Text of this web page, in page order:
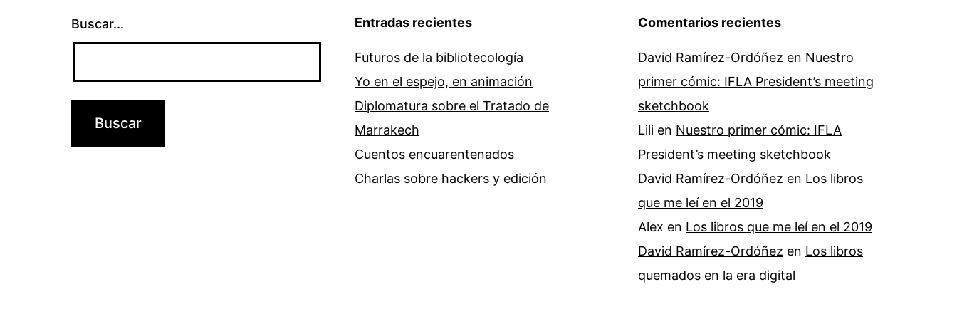
Buscar... Entradas recientes
Futuros de la bibliotecología
Yo en el espejo, en animación
Diplomatura sobre el Tratado de
Marrakech
Cuentos encuarentenados
Charlas sobre hackers y edición
Comentarios recientes
David Ramírez-Ordóñez en Nuestro
primer cómic: IFLA President’s meeting
sketchbook
Lili en Nuestro primer cómic: IFLA
President’s meeting sketchbook
David Ramírez-Ordóñez en Los libros
que me leí en el 2019
Alex en Los libros que me leí en el 2019
David Ramírez-Ordóñez en Los libros
quemados en la era digital